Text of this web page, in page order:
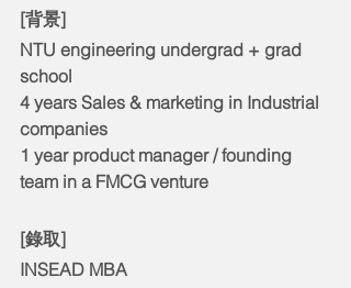
[背景]
NTU engineering undergrad + grad
school
4 years Sales & marketing in Industrial
companies
1 year product manager / founding
team in a FMCG venture
[錄取]
INSEAD MBA